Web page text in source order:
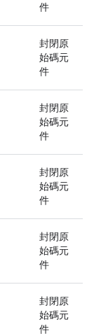
件
封閉原
始碼元
件
封閉原
始碼元
件
封閉原
始碼元
件
封閉原
始碼元
件
封閉原
始碼元
件